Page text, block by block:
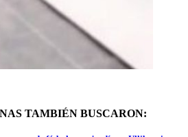
TAMBIÉN BUSCARON: